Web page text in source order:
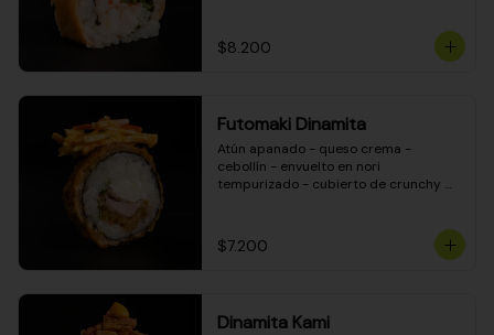
$8.200
Futomaki Dinamita
Atún apanado - queso crema -
cebollín - envuelto en nori
tempurizado - cubierto de crunchy
$7.200
Dinamita Kami